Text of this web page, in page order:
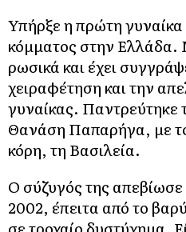
Υπήρξε η πρώτη γυναίκα
κόμματος στην Ελλάδα.
ρωσικά και έχει
χειραφέτηση και την
γυναίκας. Παντρεύτηκε
Θανάση Παπαρήγα, με
κόρη, τη Βασιλεία.
Ο σύζυγός της απεβίωσε
2002, έπειτα από το